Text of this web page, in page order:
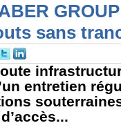
sans
entretien